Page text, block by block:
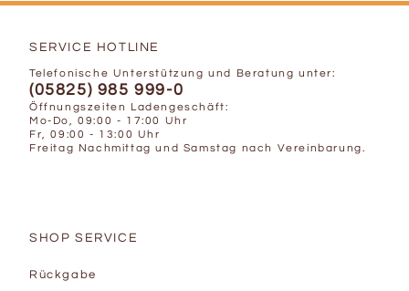
SERVICE HOTLINE
Telefonische Unterstützung und Beratung unter:
(05825) 985 999-0
Öffnungszeiten Ladengeschäft:
Mo-Do, 09:00 - 17:00 Uhr
Fr, 09:00 - 13:00 Uhr
Freitag Nachmittag und Samstag nach Vereinbarung.
SHOP SERVICE
Rückgabe